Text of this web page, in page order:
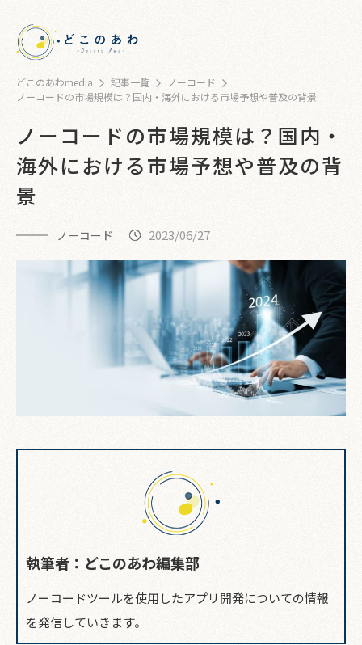
どこのあわmedia 記事一覧
ノーコード
ノーコードの市場規模は？国内・海外における市場予想や普及の背景
ノーコードの市場規模は？国内・
海外における市場予想や普及の背
景
ノーコード 2023/06/27
執筆者：どこのあわ編集部
ノーコードツールを使用したアプリ開発についての情報
を発信していきます。